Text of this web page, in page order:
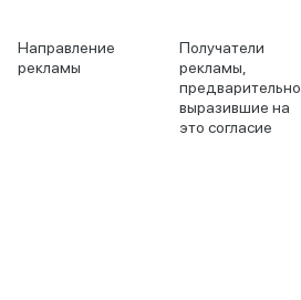
Направление
рекламы
Получатели
рекламы,
предварительно
выразившие на
это согласие